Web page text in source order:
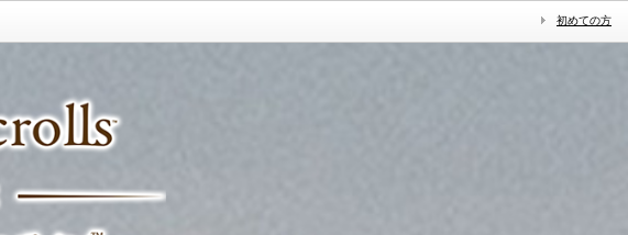
初めての方